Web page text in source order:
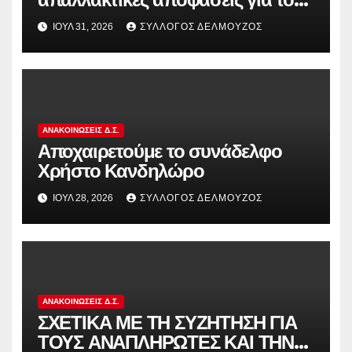
διωκόμενους εκπαιδευτικούς που
συμμετείχαν στον αγώνα ενάντια
στην αντιδραστική αξιολόγηση!
ΙΟΎΛ 31, 2026 ΣΎΛΛΟΓΟΣ ΔΕΛΜΟΎΖΟΣ
ΑΝΑΚΟΙΝΏΣΕΙΣ Δ.Σ.
Αποχαιρετούμε το συνάδελφο
Χρήστο Κανδηλώρο
ΙΟΎΛ 28, 2026 ΣΎΛΛΟΓΟΣ ΔΕΛΜΟΎΖΟΣ
ΑΝΑΚΟΙΝΏΣΕΙΣ Δ.Σ.
ΣΧΕΤΙΚΑ ΜΕ ΤΗ ΣΥΖΗΤΗΣΗ ΓΙΑ
ΤΟΥΣ ΑΝΑΠΛΗΡΩΤΕΣ ΚΑΙ ΤΗΝ